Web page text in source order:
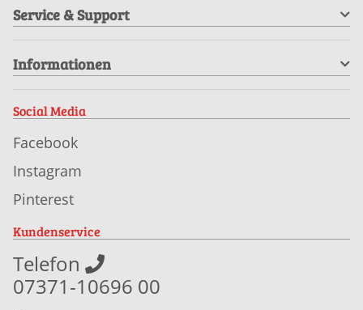
Service & Support
Informationen
Social Media
Facebook
Instagram
Pinterest
Kundenservice
Telefon
07371-10696 00